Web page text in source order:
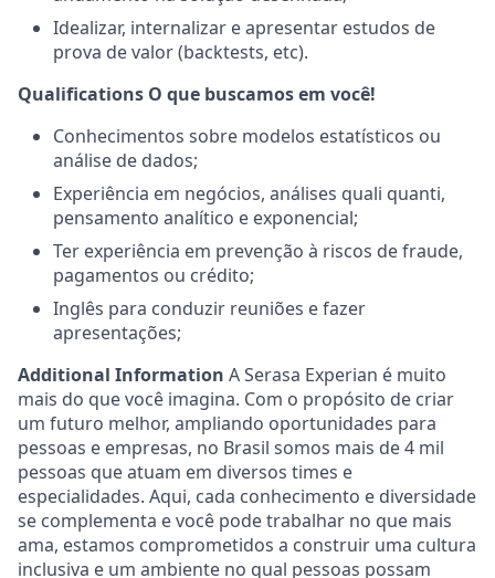
Idealizar, internalizar e apresentar estudos de
prova de valor (backtests, etc).
Qualifications O que buscamos em você!
Conhecimentos sobre modelos estatísticos ou
análise de dados;
Experiência em negócios, análises quali quanti,
pensamento analítico e exponencial;
Ter experiência em prevenção à riscos de fraude,
pagamentos ou crédito;
Inglês para conduzir reuniões e fazer
apresentações;
Additional Information A Serasa Experian é muito
mais do que você imagina. Com o propósito de criar
um futuro melhor, ampliando oportunidades para
pessoas e empresas, no Brasil somos mais de 4 mil
pessoas que atuam em diversos times e
especialidades. Aqui, cada conhecimento e diversidade
se complementa e você pode trabalhar no que mais
ama, estamos comprometidos a construir uma cultura
inclusiva e um ambiente no qual pessoas possam